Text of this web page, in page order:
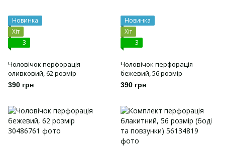
Новинка
Хіт
3
Чоловічок перфорація
оливковий, 62 розмір
390 грн
Новинка
Хіт
3
Чоловічок перфорація
бежевий, 56 розмір
390 грн